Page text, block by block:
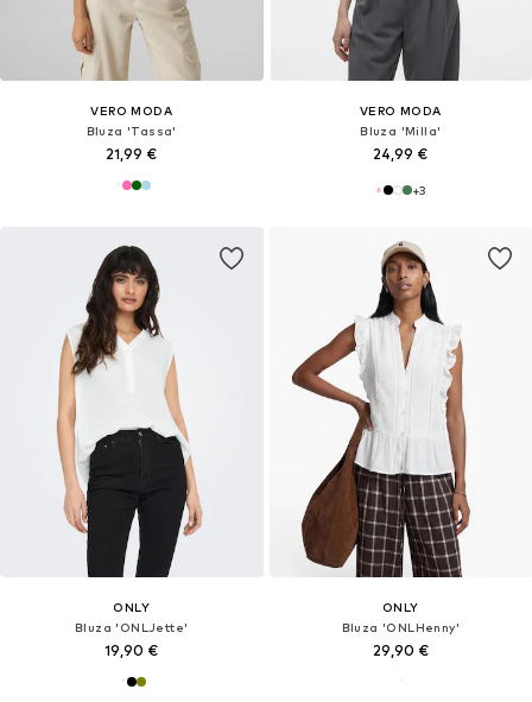
VERO MODA
Bluza 'Tassa'
21,99 €
VERO MODA
Bluza 'Milla'
24,99 €
+3
ONLY
Bluza 'ONLJette'
19,90 €
ONLY
Bluza 'ONLHenny'
29,90 €